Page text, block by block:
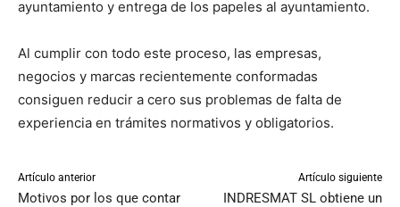
ayuntamiento y entrega de los papeles al ayuntamiento.
Al cumplir con todo este proceso, las empresas,
negocios y marcas recientemente conformadas
consiguen reducir a cero sus problemas de falta de
experiencia en trámites normativos y obligatorios.
Artículo anterior
Motivos por los que contar
Artículo siguiente
INDRESMAT SL obtiene un